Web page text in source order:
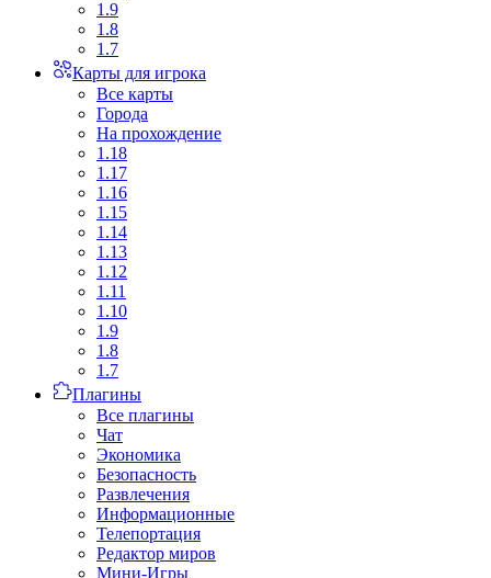
1.9
1.8
1.7
Карты для игрока
Все карты
Города
На прохождение
1.18
1.17
1.16
1.15
1.14
1.13
1.12
1.11
1.10
1.9
1.8
1.7
Плагины
Все плагины
Чат
Экономика
Безопасность
Развлечения
Информационные
Телепортация
Редактор миров
Мини-Игры